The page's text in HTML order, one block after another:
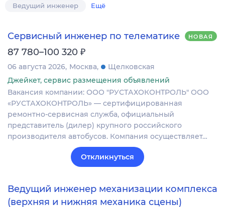
Ведущий инженер Ещё
Сервисный инженер по телематике НОВАЯ
87 780–100 320 ₽
06 августа 2026 Москва
Щелковская
Джейкет, сервис размещения объявлений
Вакансия компании: ООО "РУСТАХОКОНТРОЛЬ" ООО
«РУСТАХОКОНТРОЛЬ» — сертифицированная
ремонтно-сервисная служба, официальный
представитель (дилер) крупного российского
производителя автобусов. Компания осуществляет…
Откликнуться
Ведущий инженер механизации комплекса
(верхняя и нижняя механика сцены)